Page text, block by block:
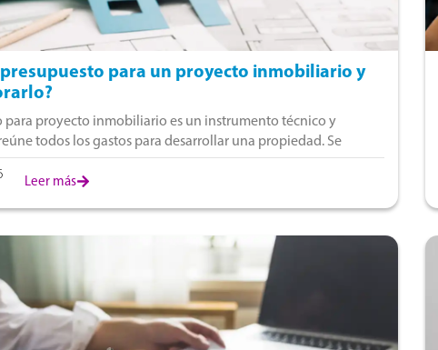
presupuesto para un proyecto inmobiliario y
para proyecto inmobiliario es un instrumento técnico y
todos los gastos para desarrollar una propiedad. Se
del terreno, estudios preliminares, diseño, construcción
Leer más